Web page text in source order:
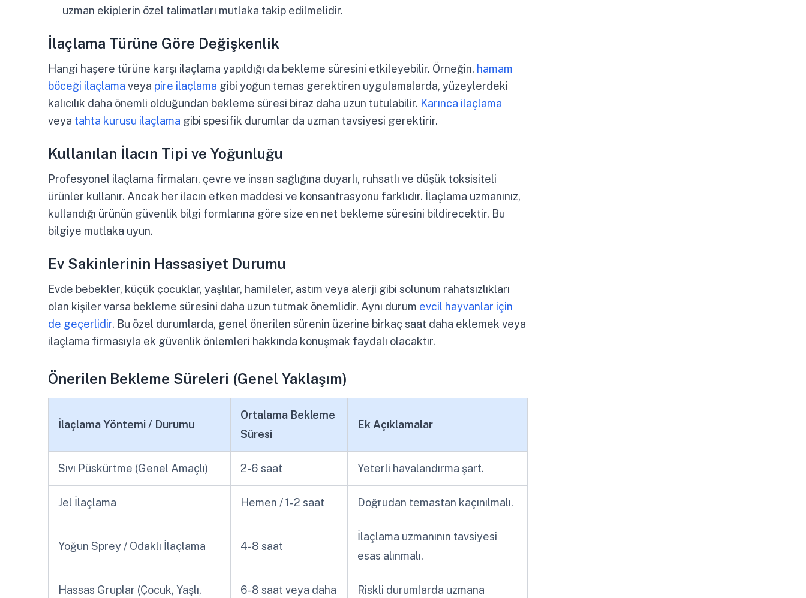
uzman ekiplerin özel talimatları mutlaka takip edilmelidir.
İlaçlama Türüne Göre Değişkenlik
Hangi haşere türüne karşı ilaçlama yapıldığı da bekleme süresini etkileyebilir. Örneğin, hamam
böceği ilaçlama veya pire ilaçlama gibi yoğun temas gerektiren uygulamalarda, yüzeylerdeki
kalıcılık daha önemli olduğundan bekleme süresi biraz daha uzun tutulabilir. Karınca ilaçlama
veya tahta kurusu ilaçlama gibi spesifik durumlar da uzman tavsiyesi gerektirir.
Kullanılan İlacın Tipi ve Yoğunluğu
Profesyonel ilaçlama firmaları, çevre ve insan sağlığına duyarlı, ruhsatlı ve düşük toksisiteli
ürünler kullanır. Ancak her ilacın etken maddesi ve konsantrasyonu farklıdır. İlaçlama uzmanınız,
kullandığı ürünün güvenlik bilgi formlarına göre size en net bekleme süresini bildirecektir. Bu
bilgiye mutlaka uyun.
Ev Sakinlerinin Hassasiyet Durumu
Evde bebekler, küçük çocuklar, yaşlılar, hamileler, astım veya alerji gibi solunum rahatsızlıkları
olan kişiler varsa bekleme süresini daha uzun tutmak önemlidir. Aynı durum evcil hayvanlar için
de geçerlidir. Bu özel durumlarda, genel önerilen sürenin üzerine birkaç saat daha eklemek veya
ilaçlama firmasıyla ek güvenlik önlemleri hakkında konuşmak faydalı olacaktır.
Önerilen Bekleme Süreleri (Genel Yaklaşım)
İlaçlama Yöntemi / Durumu
Ortalama Bekleme
Süresi
Ek Açıklamalar
Sıvı Püskürtme (Genel Amaçlı) 2-6 saat Yeterli havalandırma şart.
Jel İlaçlama Hemen / 1-2 saat Doğrudan temastan kaçınılmalı.
Yoğun Sprey / Odaklı İlaçlama 4-8 saat
İlaçlama uzmanının tavsiyesi
esas alınmalı.
Hassas Gruplar (Çocuk, Yaşlı, 6-8 saat veya daha Riskli durumlarda uzmana